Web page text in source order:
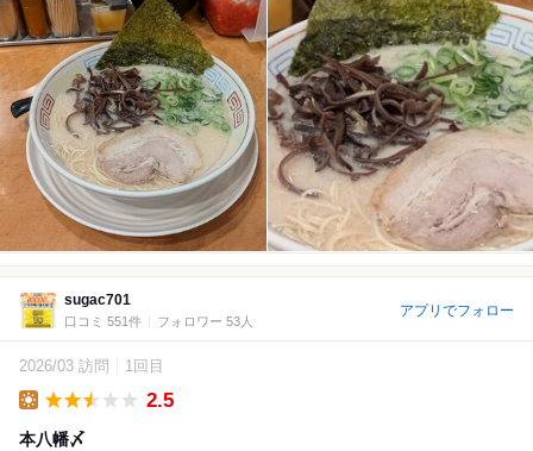
sugac701
口コミ 551件 フォロワー 53人
アプリでフォロー
2026/03 訪問 1回目
2.5
本八幡〆